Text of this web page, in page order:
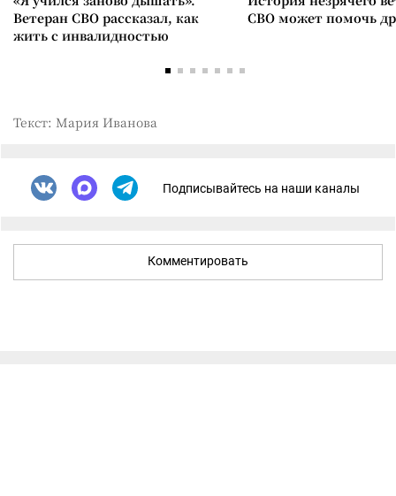
Ветеран СВО рассказал, как
жить с инвалидностью
СВО может помочь
Текст: Мария Иванова
Подписывайтесь на наши каналы
Комментировать